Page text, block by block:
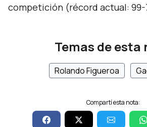
competición (récord actual: 99-
Temas de esta
Rolando Figueroa
Compartí esta nota: